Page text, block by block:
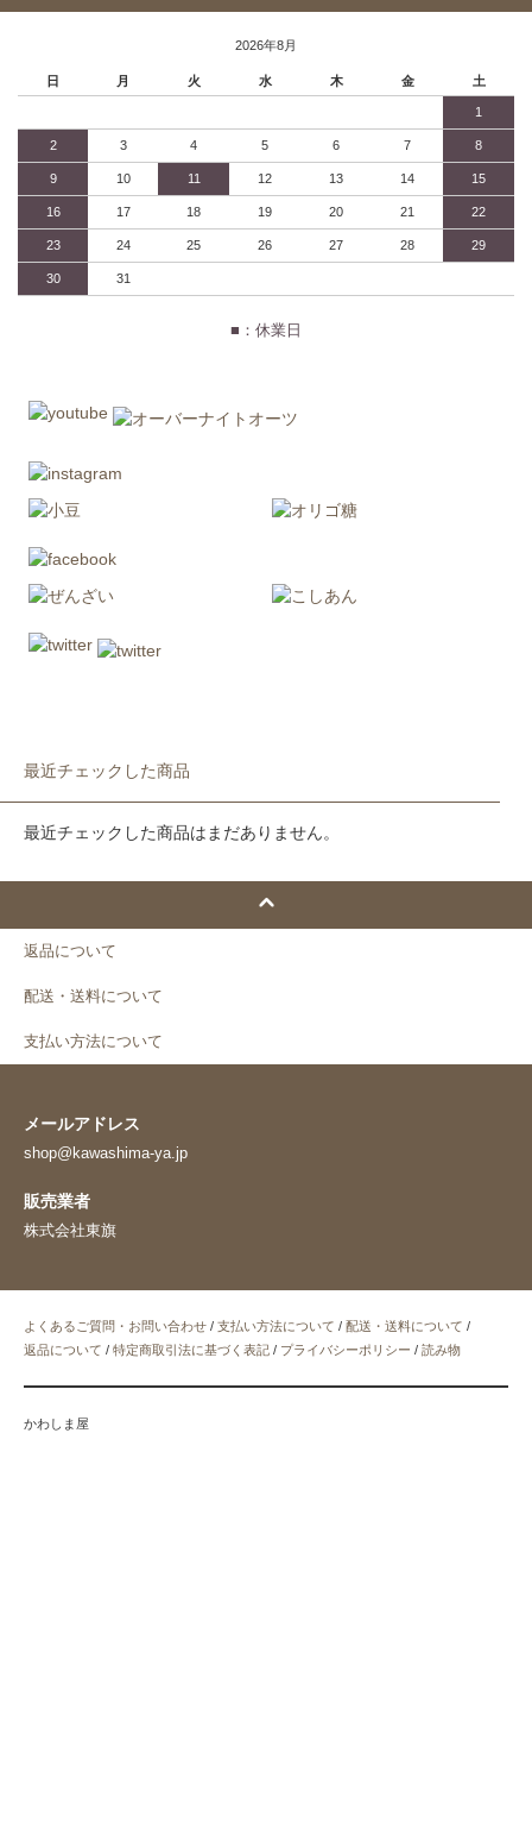
2026年8月
日 月 火 水 木 金 土
1
2 3 4 5 6 7 8
9 10 11 12 13 14 15
16 17 18 19 20 21 22
23 24 25 26 27 28 29
30 31
■：休業日
最近チェックした商品
最近チェックした商品はまだありません。
返品について
配送・送料について
支払い方法について
メールアドレス
shop@kawashima-ya.jp
販売業者
株式会社東旗
よくあるご質問・お問い合わせ / 支払い方法について / 配送・送料について /
返品について / 特定商取引法に基づく表記 / プライバシーポリシー / 読み物
かわしま屋